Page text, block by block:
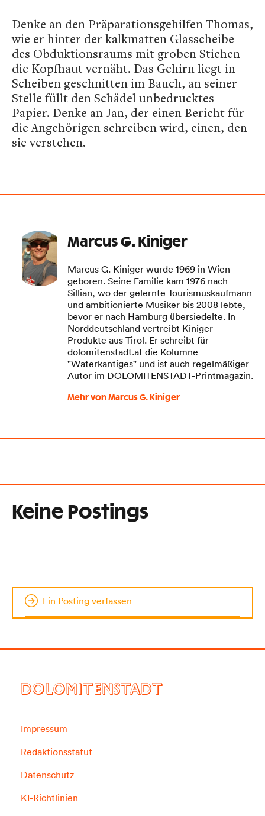
Denke an den Präparationsgehilfen Thomas,
wie er hinter der kalkmatten Glasscheibe
des Obduktionsraums mit groben Stichen
die Kopfhaut vernäht. Das Gehirn liegt in
Scheiben geschnitten im Bauch, an seiner
Stelle füllt den Schädel unbedrucktes
Papier. Denke an Jan, der einen Bericht für
die Angehörigen schreiben wird, einen, den
sie verstehen.
Marcus G. Kiniger
Marcus G. Kiniger wurde 1969 in Wien
geboren. Seine Familie kam 1976 nach
Sillian, wo der gelernte Tourismuskaufmann
und ambitionierte Musiker bis 2008 lebte,
bevor er nach Hamburg übersiedelte. In
Norddeutschland vertreibt Kiniger
Produkte aus Tirol. Er schreibt für
dolomitenstadt.at die Kolumne
"Waterkantiges" und ist auch regelmäßiger
Autor im DOLOMITENSTADT-Printmagazin.
Mehr von Marcus G. Kiniger
Keine Postings
Ein Posting verfassen
DOLOMITENSTADT
Impressum
Redaktionsstatut
Datenschutz
KI-Richtlinien